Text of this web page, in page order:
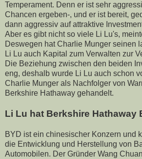
Temperament. Denn er ist sehr
Chancen ergeben-, und er ist bereit,
dann aggressiv auf attraktive
Aber es gibt nicht so viele Li Lu's,
Deswegen hat Charlie Munger seinen
Li Lu auch Kapital zum Verwalten zur
Die Beziehung zwischen den beiden
eng, deshalb wurde Li Lu auch schon
Charlie Munger als Nachfolger von
Berkshire Hathaway gehandelt.
Li Lu hat Berkshire Hathaway
BYD ist ein chinesischer Konzern und
die Entwicklung und Herstellung von
Automobilen. Der Gründer Wang